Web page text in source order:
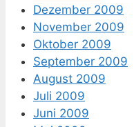
Dezember 2009
November 2009
Oktober 2009
September 2009
August 2009
Juli 2009
Juni 2009